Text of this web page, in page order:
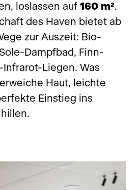
loslassen auf 160 m².
des Haven bietet ab
zur Auszeit: Bio-
Dampfbad, Finn-
Infrarot-Liegen. Was
Haut, leichte
Einstieg ins